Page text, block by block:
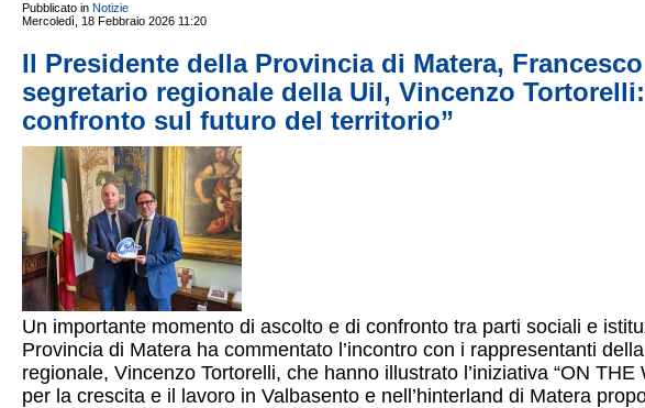
Pubblicato in Notizie
Mercoledì, 18 Febbraio 2026 11:20
Il Presidente della Provincia di Matera,
segretario regionale della Uil, Vincenzo
confronto sul futuro del territorio”
Un importante momento di ascolto e di confronto tra parti sociali e
Provincia di Matera ha commentato l’incontro con i rappresentanti
regionale, Vincenzo Tortorelli, che hanno illustrato l’iniziativa “ON
per la crescita e il lavoro in Valbasento e nell’hinterland di Matera